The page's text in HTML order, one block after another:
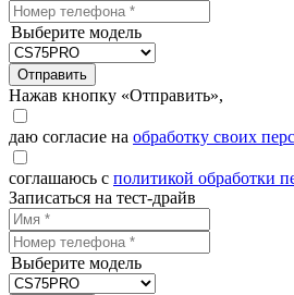
Выберите модель
Отправить
Нажав кнопку «Отправить»,
даю согласие на обработку своих
соглашаюсь с политикой обработки
Записаться на тест-драйв
Выберите модель